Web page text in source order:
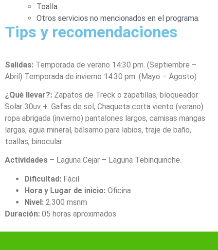
Toalla
Otros servicios no mencionados en el programa.
Tips y recomendaciones
Salidas: Temporada de verano 14:30 pm. (Septiembre –
Abril) Temporada de invierno 14:30 pm. (Mayo – Agosto)
¿Qué llevar?: Zapatos de Treck o zapatillas, bloqueador
Solar 30uv +. Gafas de sol, Chaqueta corta viento (verano)
ropa abrigada (invierno) pantalones largos, camisas mangas
largas, agua mineral, bálsamo para labios, traje de baño,
toallas, binocular.
Actividades – Laguna Cejar – Laguna Tebinquinche.
Dificultad: Fácil.
Hora y Lugar de inicio: Oficina
Nivel: 2.300 msnm
Duración: 05 horas aproximados.